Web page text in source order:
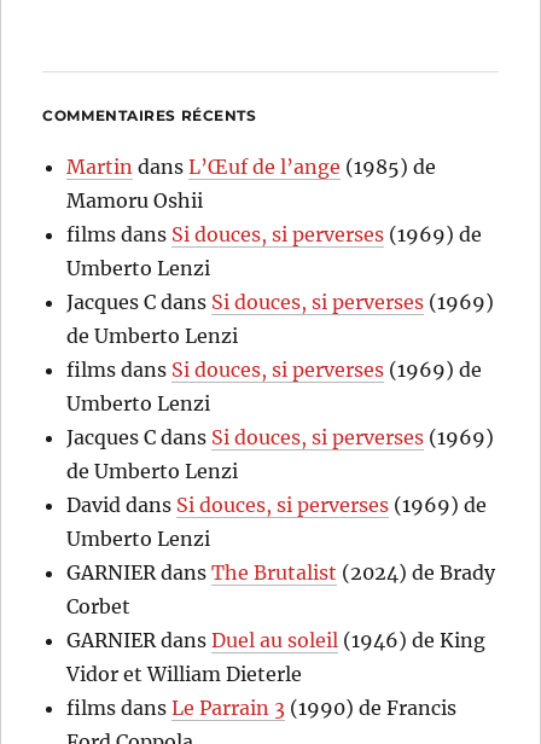
COMMENTAIRES RÉCENTS
Martin dansL’Œuf de l’ange (1985) de
Mamoru Oshii
films dans Si douces, si perverses (1969) de
Umberto Lenzi
Jacques C dans Si douces, si perverses (1969)
de Umberto Lenzi
films dans Si douces, si perverses (1969) de
Umberto Lenzi
Jacques C dans Si douces, si perverses (1969)
de Umberto Lenzi
David dans Si douces, si perverses (1969) de
Umberto Lenzi
GARNIER dansThe Brutalist (2024) de Brady
Corbet
GARNIER dansDuel au soleil (1946) de King
Vidor et William Dieterle
films dansLe Parrain 3 (1990) de Francis